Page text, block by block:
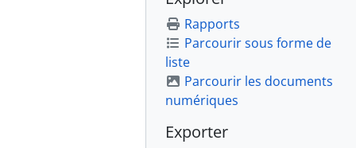
Rapports
Parcourir sous forme de
liste
Parcourir les documents
numériques
Exporter